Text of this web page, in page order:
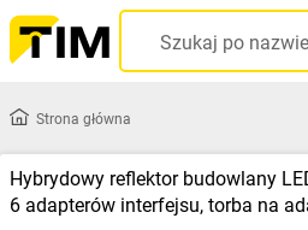
Strona główna
Hybrydowy reflektor budowlany
6 adapterów interfejsu, torba na